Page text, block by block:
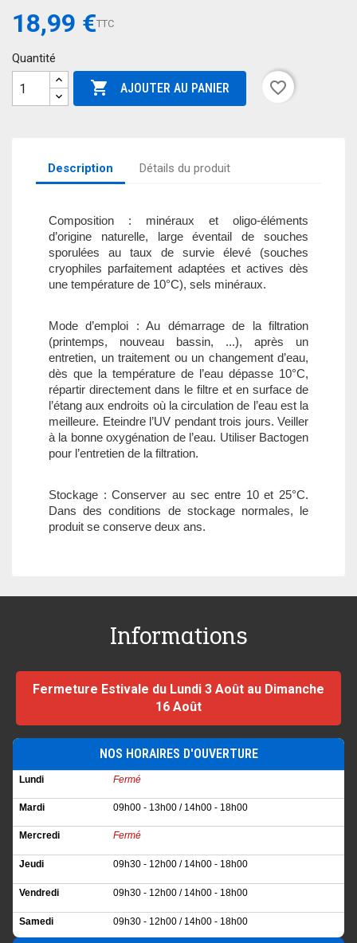
18,99 €TTC
Quantité
 AJOUTER AU PANIER favorite_border
Description Détails du produit
Composition : minéraux et oligo-éléments
d’origine naturelle, large éventail de souches
sporulées au taux de survie élevé (souches
cryophiles parfaitement adaptées et actives dès
une température de 10°C), sels minéraux.
Mode d’emploi : Au démarrage de la filtration
(printemps, nouveau bassin, ...), après un
entretien, un traitement ou un changement d’eau,
dès que la température de l’eau dépasse 10°C,
répartir directement dans le filtre et en surface de
l’étang aux endroits où la circulation de l’eau est la
meilleure. Eteindre l’UV pendant trois jours. Veiller
à la bonne oxygénation de l’eau. Utiliser Bactogen
pour l’entretien de la filtration.
Stockage : Conserver au sec entre 10 et 25°C.
Dans des conditions de stockage normales, le
produit se conserve deux ans.
Informations
Fermeture Estivale du Lundi 3 Août au Dimanche
16 Août
NOS HORAIRES D'OUVERTURE
Lundi Fermé
Mardi 09h00 - 13h00 / 14h00 - 18h00
Mercredi Fermé
Jeudi 09h30 - 12h00 / 14h00 - 18h00
Vendredi 09h30 - 12h00 / 14h00 - 18h00
Samedi 09h30 - 12h00 / 14h00 - 18h00